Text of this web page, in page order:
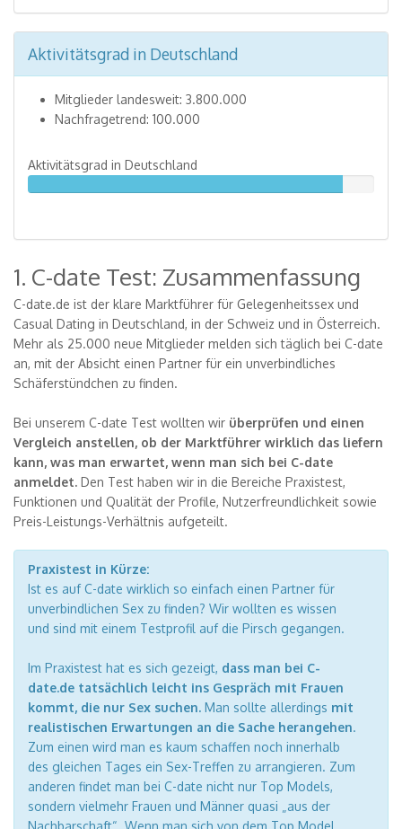
Aktivitätsgrad in Deutschland
Mitglieder landesweit: 3.800.000
Nachfragetrend: 100.000
Aktivitätsgrad in Deutschland
1. C-date Test: Zusammenfassung
C-date.de ist der klare Marktführer für Gelegenheitssex und
Casual Dating in Deutschland, in der Schweiz und in Österreich.
Mehr als 25.000 neue Mitglieder melden sich täglich bei C-date
an, mit der Absicht einen Partner für ein unverbindliches
Schäferstündchen zu finden.
Bei unserem C-date Test wollten wir überprüfen und einen
Vergleich anstellen, ob der Marktführer wirklich das liefern
kann, was man erwartet, wenn man sich bei C-date
anmeldet. Den Test haben wir in die Bereiche Praxistest,
Funktionen und Qualität der Profile, Nutzerfreundlichkeit sowie
Preis-Leistungs-Verhältnis aufgeteilt.
Praxistest in Kürze:
Ist es auf C-date wirklich so einfach einen Partner für
unverbindlichen Sex zu finden? Wir wollten es wissen
und sind mit einem Testprofil auf die Pirsch gegangen.
Im Praxistest hat es sich gezeigt, dass man bei C-
date.de tatsächlich leicht ins Gespräch mit Frauen
kommt, die nur Sex suchen. Man sollte allerdings mit
realistischen Erwartungen an die Sache herangehen.
Zum einen wird man es kaum schaffen noch innerhalb
des gleichen Tages ein Sex-Treffen zu arrangieren. Zum
anderen findet man bei C-date nicht nur Top Models,
sondern vielmehr Frauen und Männer quasi „aus der